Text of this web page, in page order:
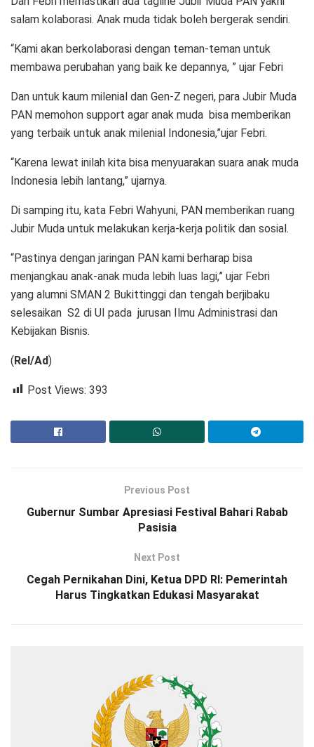
salam kolaborasi. Anak muda tidak boleh bergerak sendiri.
“Kami akan berkolaborasi dengan teman-teman untuk
membawa perubahan yang baik ke depannya, ” ujar Febri
Dan untuk kaum milenial dan Gen-Z negeri, para Jubir Muda
PAN memohon support agar anak muda bisa memberikan
yang terbaik untuk anak milenial Indonesia,”ujar Febri.
“Karena lewat inilah kita bisa menyuarakan suara anak muda
Indonesia lebih lantang,” ujarnya.
Di samping itu, kata Febri Wahyuni, PAN memberikan ruang
Jubir Muda untuk melakukan kerja-kerja politik dan sosial.
“Pastinya dengan jaringan PAN kami berharap bisa
menjangkau anak-anak muda lebih luas lagi,” ujar Febri
yang alumni SMAN 2 Bukittinggi dan tengah berjibaku
selesaikan S2 di UI pada jurusan Ilmu Administrasi dan
Kebijakan Bisnis.
(Rel/Ad)
Post Views: 393
Previous Post
Gubernur Sumbar Apresiasi Festival Bahari Rabab
Pasisia
Next Post
Cegah Pernikahan Dini, Ketua DPD RI: Pemerintah
Harus Tingkatkan Edukasi Masyarakat